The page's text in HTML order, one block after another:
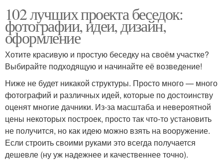
102 лучших проекта беседок:
фотографии, идеи, дизайн,
оформление
Хотите красивую и простую беседку на своём участке?
Выбирайте подходящую и начинайте её возведение!
Ниже не будет никакой структуры. Просто много — много
фотографий и различных идей, которые по достоинству
оценят многие дачники. Из-за масштаба и невероятной
цены некоторых построек, просто так что-то установить
не получится, но как идею можно взять на вооружение.
Если строить своими руками это всегда получается
дешевле (ну уж надежнее и качественнее точно).